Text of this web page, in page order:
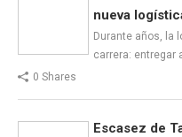
nueva
Durante años, la
carrera: entregar
0 Shares
Escasez de